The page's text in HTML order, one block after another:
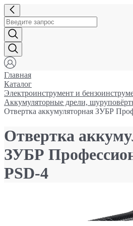
Главная
Каталог
Электроинструмент и
Аккумуляторные дрели,
Отвертка аккумуляторная ЗУБР
Отвертка
ЗУБР
PSD-4